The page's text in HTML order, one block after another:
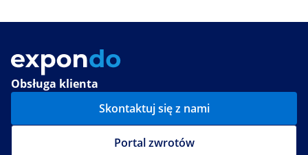
Obsługa klienta
Skontaktuj się z nami
Portal zwrotów